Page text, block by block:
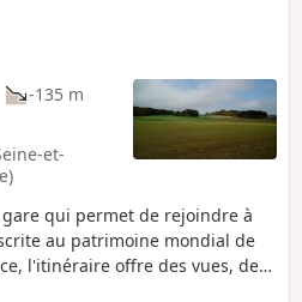
-135 m
et-
qui permet de rejoindre à
au patrimoine mondial de
l'itinéraire offre des vues, de